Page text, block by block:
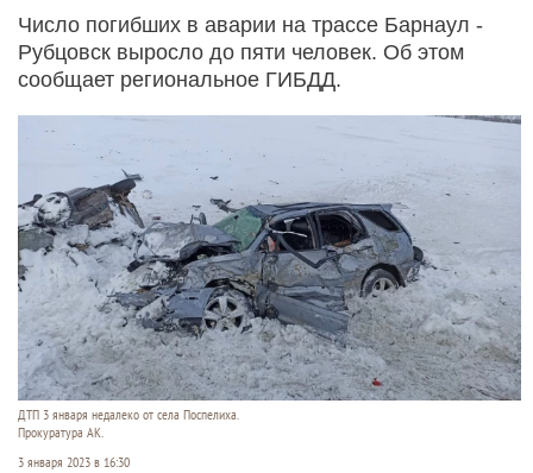
Число погибших в аварии на трассе Барнаул -
Рубцовск выросло до пяти человек. Об этом
сообщает региональное ГИБДД.
ДТП 3 января недалеко от села Поспелиха.
Прокуратура АК.
3 января 2023 в 16:30